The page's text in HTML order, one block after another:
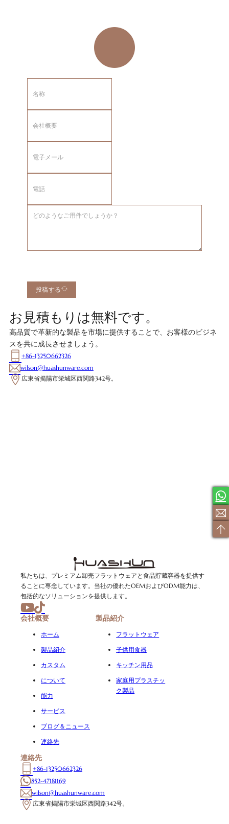
お見積もりは無料です。
高品質で革新的な製品を市場に提供することで、お客様のビジネ
スを共に成長させましょう。
+86-13250662326
wilson@huashunware.com
広東省揭陽市栄城区西関路342号。
投稿する
私たちは、プレミアム卸売フラットウェアと食品貯蔵容器を提供す
ることに専念しています。当社の優れたOEMおよびODM能力は、
包括的なソリューションを提供します。
会社概要
ホーム
製品紹介
カスタム
について
能力
サービス
ブログ＆ニュース
連絡先
製品紹介
フラットウェア
子供用食器
キッチン用品
家庭用プラスチッ
ク製品
連絡先
+86-13250662326
852-47181169
wilson@huashunware.com
広東省揭陽市栄城区西関路342号。